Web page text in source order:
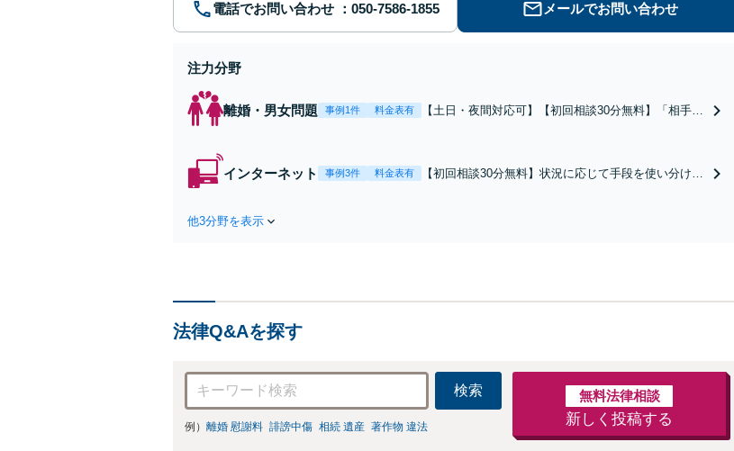
電話でお問い合わせ メールでお問い合わせ
注力分野
離婚・男女問題 事例1件 料金表有
【土日・夜間対応可】【初回相談30分無料】「相手方
金額アップ／減額交渉も対応可」【完全個室対応】
インターネット 事例3件 料金表有
【初回相談30分無料】状況に応じて手段を使い分け、
他3分野を表示
法律Q&Aを探す
検索
例） 離婚 慰謝料 誹謗中傷 相続 遺産 著作物 違法
無料法律相談
新しく投稿する